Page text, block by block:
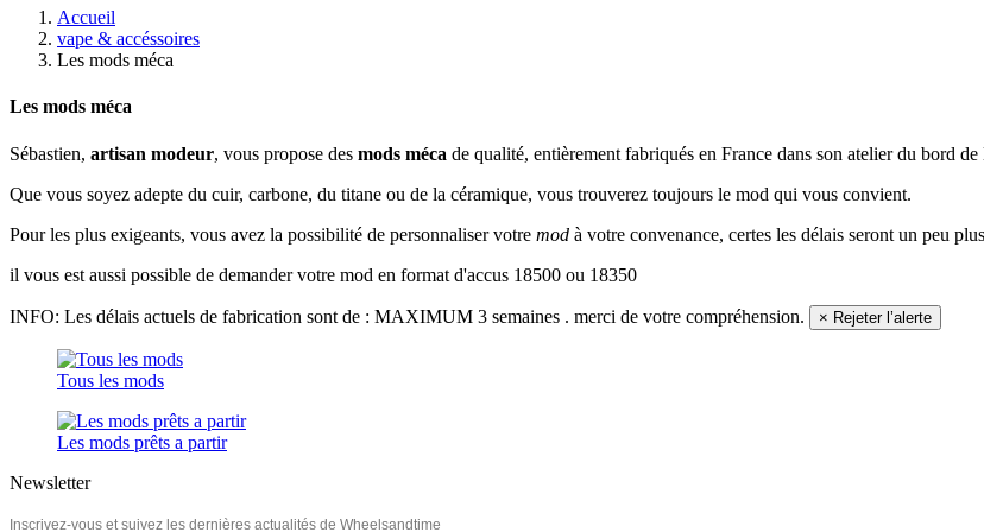
Accueil
vape & accéssoires
Les mods méca
Les mods méca
Sébastien, artisan modeur, vous propose des mods méca de qualité, entièrement fabriqués en France dans son atelier du bord
Que vous soyez adepte du cuir, carbone, du titane ou de la céramique, vous trouverez toujours le mod qui vous convient.
Pour les plus exigeants, vous avez la possibilité de personnaliser votre mod à votre convenance, certes les délais seront un peu
il vous est aussi possible de demander votre mod en format d'accus 18500 ou 18350
INFO: Les délais actuels de fabrication sont de : MAXIMUM 3 semaines . merci de votre compréhension. × Rejeter l’alerte
Tous les mods
Les mods prêts a partir
Newsletter
Inscrivez-vous et suivez les dernières actualités de Wheelsandtime